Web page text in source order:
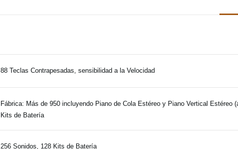
88 Teclas Contrapesadas, sensibilidad a la Velocidad
Fábrica: Más de 950 incluyendo Piano de Cola Estéreo y Piano Vertical Estéreo
Kits de Batería
256 Sonidos, 128 Kits de Batería